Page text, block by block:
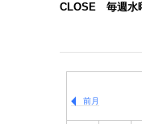
CLOSE 毎週水
前月